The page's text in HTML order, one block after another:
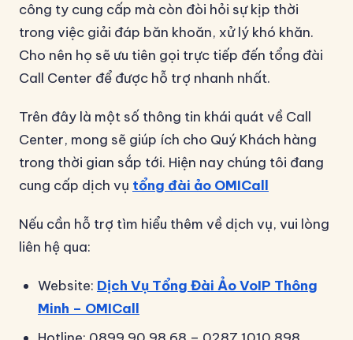
công ty cung cấp mà còn đòi hỏi sự kịp thời
trong việc giải đáp băn khoăn, xử lý khó khăn.
Cho nên họ sẽ ưu tiên gọi trực tiếp đến tổng đài
Call Center để được hỗ trợ nhanh nhất.
Trên đây là một số thông tin khái quát về Call
Center, mong sẽ giúp ích cho Quý Khách hàng
trong thời gian sắp tới. Hiện nay chúng tôi đang
cung cấp dịch vụ tổng đài ảo OMICall
Nếu cần hỗ trợ tìm hiểu thêm về dịch vụ, vui lòng
liên hệ qua:
Website: Dịch Vụ Tổng Đài Ảo VoIP Thông
Minh – OMICall